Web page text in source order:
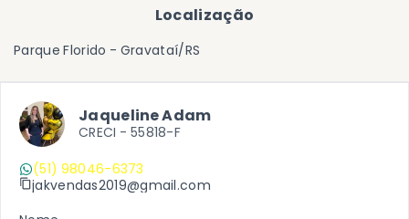
Localização
Parque Florido - Gravataí/RS
Jaqueline Adam
CRECI - 55818-F
(51) 98046-6373
jakvendas2019@gmail.com